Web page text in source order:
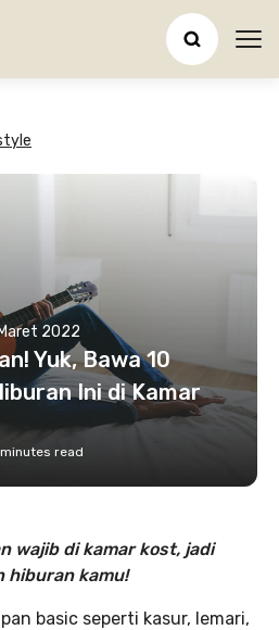
2022
Yuk, Bawa 10
Ini di Kamar
minutes read
wajib di kamar kost, jadi
hiburan kamu!
basic seperti kasur, lemari,